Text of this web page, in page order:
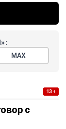
МАХ
13+
с